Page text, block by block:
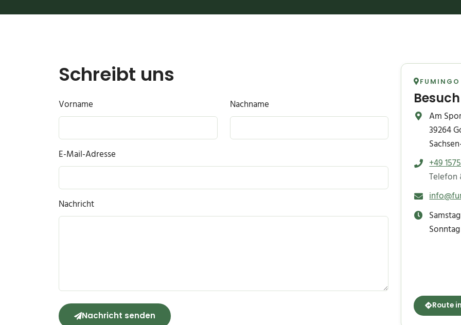
Schreibt uns
Vorname Nachname
E-Mail-Adresse
Nachricht
Nachricht senden
FUMINGO
Am
39264
+49
Telefon
Route